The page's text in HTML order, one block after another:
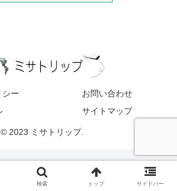
シー
お問い合わせ
サイトマップ
© 2023 ミサトリップ.
検索 トップ サイドバー